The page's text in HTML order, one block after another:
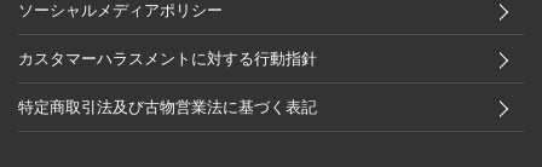
ソーシャルメディアポリシー
カスタマーハラスメントに対する行動指針
特定商取引法及び古物営業法に基づく表記